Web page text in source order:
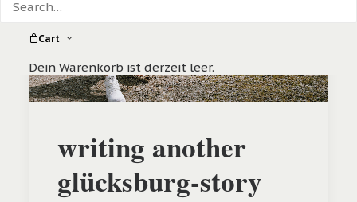
Cart
Dein Warenkorb ist derzeit leer.
writing another
glücksburg-story